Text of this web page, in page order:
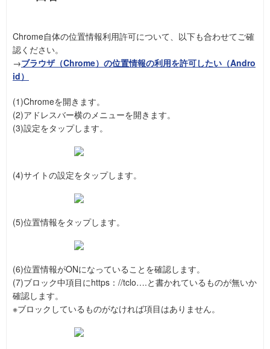
Chrome自体の位置情報利用許可について、以下も合わせてご確
認ください。
→ブラウザ（Chrome）の位置情報の利用を許可したい（Andro
id）
(1)Chromeを開きます。
(2)アドレスバー横のメニューを開きます。
(3)設定をタップします。
(4)サイトの設定をタップします。
(5)位置情報をタップします。
(6)位置情報がONになっていることを確認します。
(7)ブロック中項目にhttps：//tclo….と書かれているものが無いか
確認します。
※ブロックしているものがなければ項目はありません。